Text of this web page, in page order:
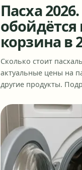
Пасха
обойдётся
корзина в
Сколько стоит
актуальные цены на
другие продукты.